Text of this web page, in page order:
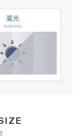
遮光
SHADING